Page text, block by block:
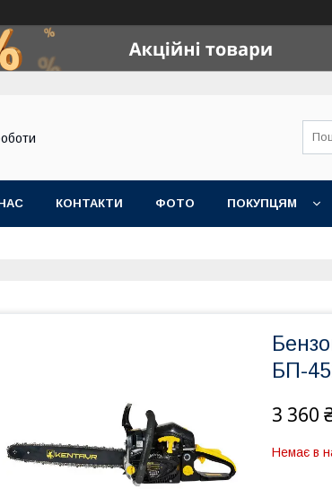
КОНТАКТИ ФОТО ПОКУПЦЯМ
БП-
3 360
Немає в